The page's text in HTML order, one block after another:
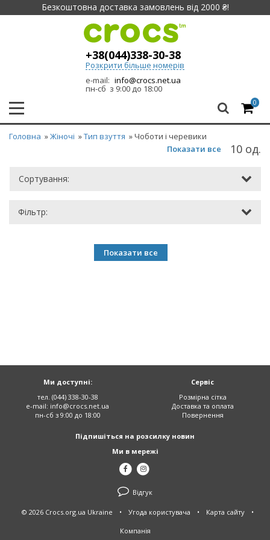
Безкоштовна доставка замовлень від 2000 ₴!
+38(044)338-30-38
Розкрити більше номерів
e-mail: info@crocs.net.ua
пн-сб з 9:00 до 18:00
0
Головна »Жіночі »Тип взуття » Чоботи і черевики
10 од.
Показати все
Сортування:
Фільтр:
Показати все
Сервіс
Розмірна сітка
Доставка та оплата
Повернення
Ми доступні:
тел. (044) 338-30-38
e-mail: info@crocs.net.ua
пн-сб з 9:00 до 18:00
Підпишіться на розсилку новин
Ми в мережі
Відгук
© 2026 Crocs.org.ua Ukraine • Угода користувача • Карта сайту •
Компанія